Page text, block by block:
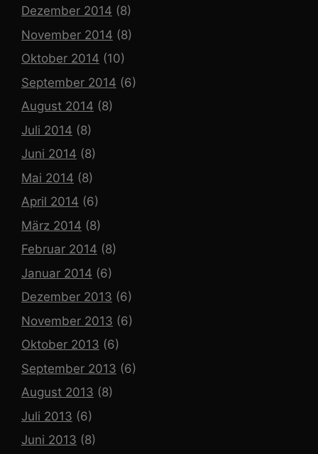
Dezember 2014 (8)
November 2014 (8)
Oktober 2014 (10)
September 2014 (6)
August 2014 (8)
Juli 2014 (8)
Juni 2014 (8)
Mai 2014 (8)
April 2014 (6)
März 2014 (8)
Februar 2014 (8)
Januar 2014 (6)
Dezember 2013 (6)
November 2013 (6)
Oktober 2013 (6)
September 2013 (6)
August 2013 (8)
Juli 2013 (6)
Juni 2013 (8)